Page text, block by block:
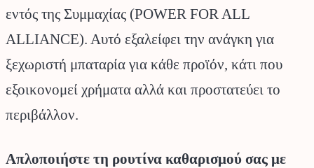
εντός της Συμμαχίας (POWER FOR ALL
ALLIANCE). Αυτό εξαλείφει την ανάγκη για
ξεχωριστή μπαταρία για κάθε προϊόν, κάτι που
εξοικονομεί χρήματα αλλά και προστατεύει το
περιβάλλον.
Απλοποιήστε τη ρουτίνα καθαρισμού σας με